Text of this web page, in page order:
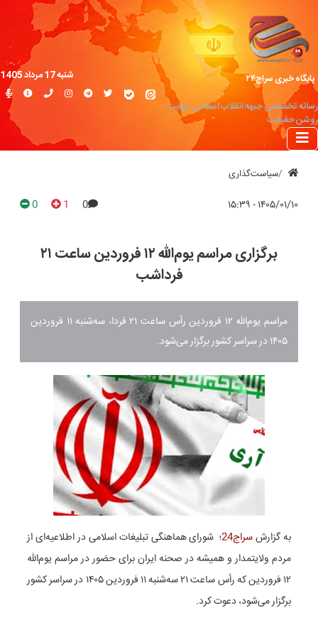
پایگاه خبری سراج۲۴
رسانه تخصصی جبهه انقلاب اسلامی؛ روایت
روشن حقیقت
شنبه 17 مرداد 1405
سیاست‌گذاری
۱۴۰۵/۰۱/۱۰ - ۱۵:۳۹ 0
1
0
برگزاری مراسم یوم‌الله ۱۲ فروردین ساعت ۲۱
فرداشب
مراسم یوم‌الله ۱۲ فروردین رأس ساعت ۲۱ فردا، سه‌شنبه ۱۱ فروردین‌
۱۴۰۵ در سراسر کشور برگزار ‌می‌شود.
به گزارشسراج24
؛ شورای هماهنگی تبلیغات اسلامی در اطلاعیه‌ای از
مردم ولایتمدار و همیشه در صحنه ایران برای حضور در مراسم یوم‌الله
۱۲ فروردین که رأس ساعت ۲۱ سه‌شنبه ۱۱ فروردین‌ ۱۴۰۵ در سراسر کشور
برگزار ‌می‌شود، دعوت کرد.